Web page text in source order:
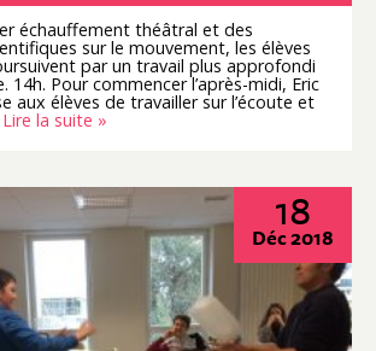
échauffement théâtral et des
sur le mouvement, les élèves
par un travail plus approfondi
14h. Pour commencer l’après-midi, Eric
aux élèves de travailler sur l’écoute et
la suite »
18
Déc 2018